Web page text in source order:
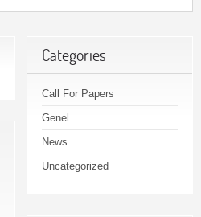
Categories
Call For Papers
Genel
News
Uncategorized